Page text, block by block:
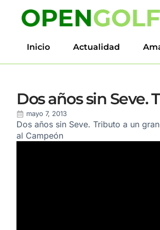
Inicio Actualidad
Dos años sin Seve.
mayo 7, 2013
Dos años sin Seve. Tributo a un
al Campeón